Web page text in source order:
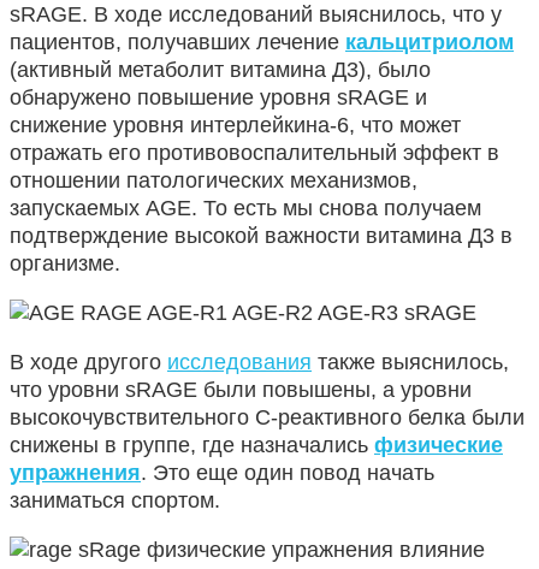
sRAGE. В ходе исследований выяснилось, что у
пациентов, получавших лечение кальцитриолом
(активный метаболит витамина Д3), было
обнаружено повышение уровня sRAGE и
снижение уровня интерлейкина-6, что может
отражать его противовоспалительный эффект в
отношении патологических механизмов,
запускаемых AGE. То есть мы снова получаем
подтверждение высокой важности витамина Д3 в
организме.
В ходе другого исследования также выяснилось,
что уровни sRAGE были повышены, а уровни
высокочувствительного С-реактивного белка были
снижены в группе, где назначались физические
упражнения. Это еще один повод начать
заниматься спортом.